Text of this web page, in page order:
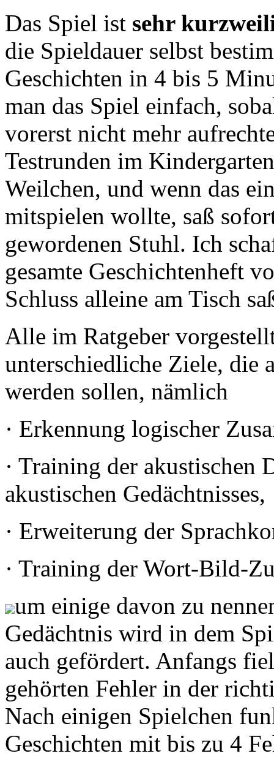
Das Spiel ist sehr
die Spieldauer selbst
Geschichten in 4 bis 5
man das Spiel einfach,
vorerst nicht mehr
Testrunden im
Weilchen, und wenn das
mitspielen wollte, saß
gewordenen Stuhl. Ich
gesamte Geschichtenheft
Schluss alleine am Tisch
Alle im Ratgeber
unterschiedliche Ziele, die
werden sollen, nämlich
· Erkennung logischer
· Training der akustischen
akustischen Gedächtnisses,
· Erweiterung der
· Training der Wort-Bild-
um einige davon zu
Gedächtnis wird in dem
auch gefördert. Anfangs
gehörten Fehler in der
Nach einigen Spielchen
Geschichten mit bis zu 4